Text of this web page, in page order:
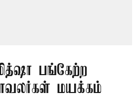
பங்கேற்ற
மயக்கம்